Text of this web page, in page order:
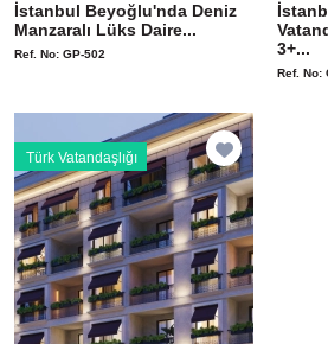
İstanbul Beyoğlu'nda Deniz
Manzaralı Lüks Daire...
Ref. No: GP-502
3+...
Ref. No:
Türk Vatandaşlığı